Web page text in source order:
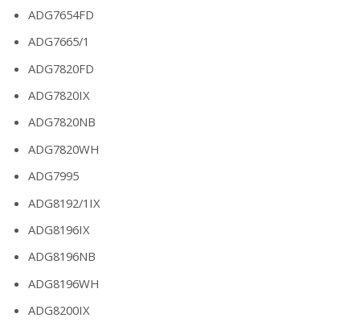
ADG7654FD
ADG7665/1
ADG7820FD
ADG7820IX
ADG7820NB
ADG7820WH
ADG7995
ADG8192/1IX
ADG8196IX
ADG8196NB
ADG8196WH
ADG8200IX